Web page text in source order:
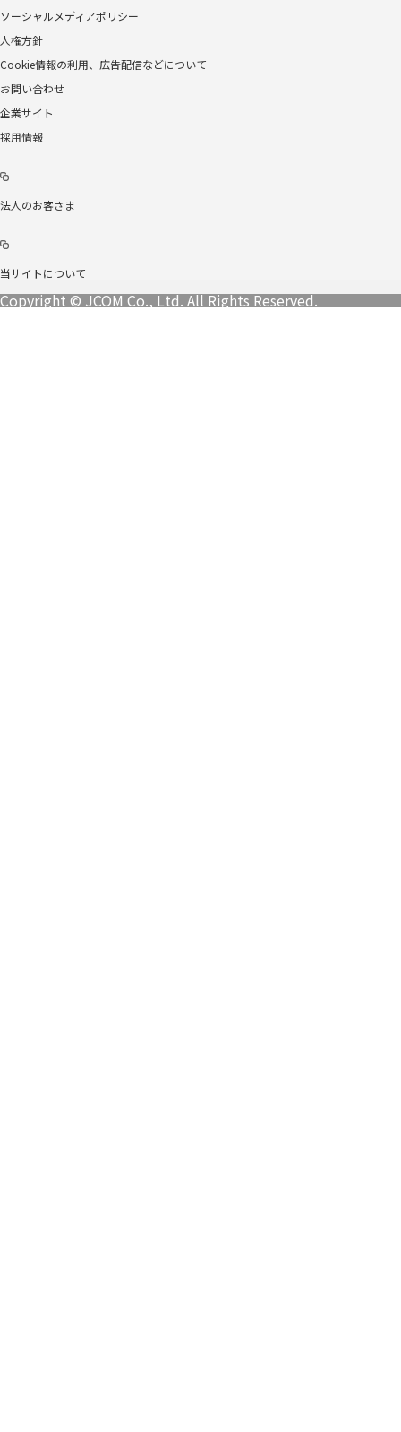
ソーシャルメディアポリシー
人権方針
Cookie情報の利用、広告配信などについて
お問い合わせ
企業サイト
採用情報
法人のお客さま
当サイトについて
Copyright © JCOM Co., Ltd. All Rights Reserved.